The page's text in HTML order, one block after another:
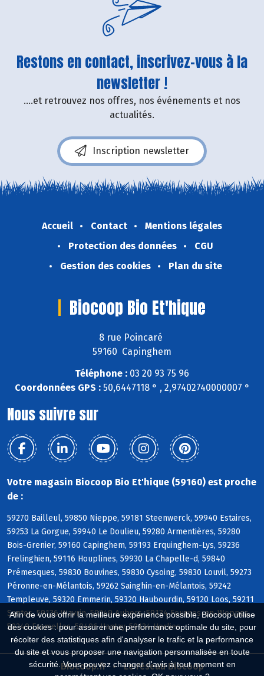
Afin de vous offrir la meilleure expérience possible, Biocoop utilise
des cookies : pour assurer une performance optimale du site, pour
récolter des statistiques afin d'analyser le trafic et la performance
du site et vous proposer une navigation personnalisée en toute
sécurité. Vous pouvez changer d'avis à tout moment en
Restons en contact, inscrivez-vous à la
newsletter !
....et retrouvez nos offres, nos événements et nos
actualités.
Inscription newsletter
Accueil Contact
Mentions légales
Protection des données
CGU
Gestion des cookies
Plan du site
Biocoop Bio Et'hique
8 rue Poincaré
59160 Capinghem
Téléphone : 03 20 93 75 96
Coordonnées GPS :50,6447118 ° , 2,97402740000007 °
Nous suivre sur
Votre magasin Biocoop Bio Et'hique (59160) est proche
de :
59270 Bailleul, 59850 Nieppe, 59181 Steenwerck, 59940 Estaires,
59253 La Gorgue, 59940 Le Doulieu, 59280 Armentières, 59280
Bois-Grenier, 59160 Capinghem, 59193 Erquinghem-Lys, 59236
Frelinghien, 59116 Houplines, 59930 La Chapelle-d, 59840
Prémesques, 59830 Bouvines, 59830 Cysoing, 59830 Louvil, 59273
Péronne-en-Mélantois, 59262 Sainghin-en-Mélantois, 59242
Templeuve, 59320 Emmerin, 59320 Haubourdin, 59120 Loos, 59211
Santes, 59136 Wavrin, 59249 Aubers, 59134 Fournes-en-Weppes,
59249 Fromelles, 59496 Hantay, 59134 Herlies
Biocoop.fr Le réseau Biocoop